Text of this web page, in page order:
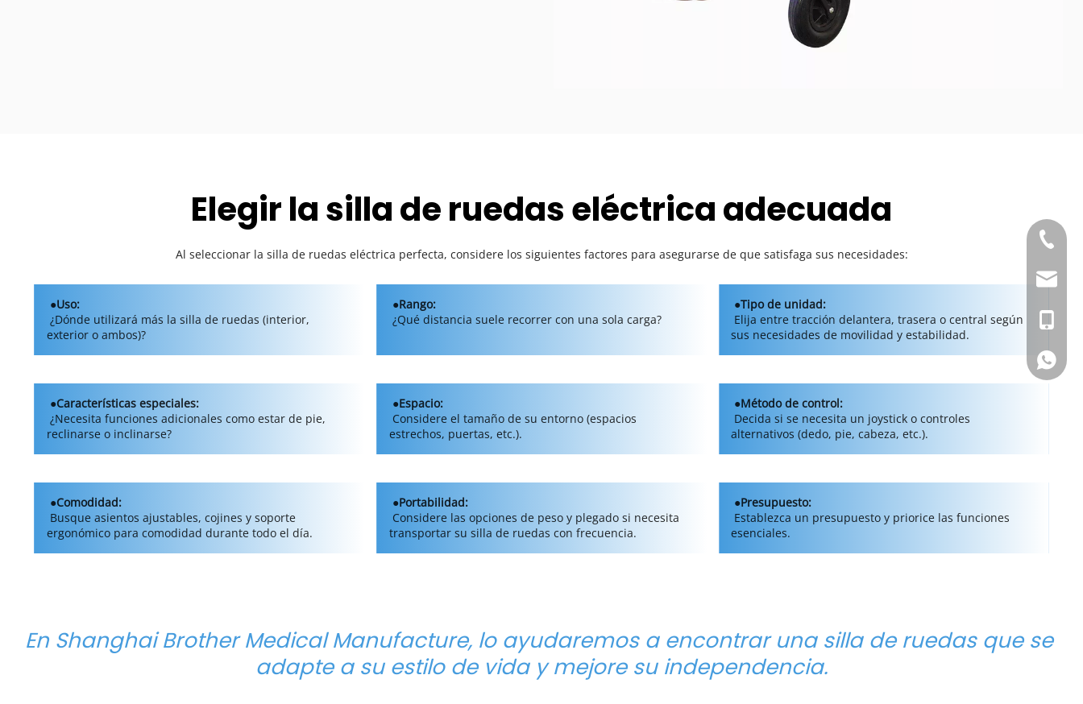
Elegir la silla de ruedas eléctrica adecuada
Al seleccionar la silla de ruedas eléctrica perfecta, considere los siguientes factores para asegurarse de que satisfaga sus necesidades:
●Uso:
exterior o ambos)?
●Rango:
¿Qué distancia suele recorrer con una sola carga?
●Tipo de unidad:
sus necesidades de movilidad y estabilidad.
●Características especiales:
reclinarse o inclinarse?
●Espacio:
estrechos, puertas, etc.).
●Método de control:
alternativos (dedo, pie, cabeza, etc.).
●Comodidad:
ergonómico para comodidad durante todo el día.
●Portabilidad:
transportar su silla de ruedas con frecuencia.
●Presupuesto:
esenciales.
En Shanghai Brother Medical Manufacture, lo ayudaremos a encontrar una silla de ruedas que se
adapte a su estilo de vida y mejore su independencia.
+86-
Correo